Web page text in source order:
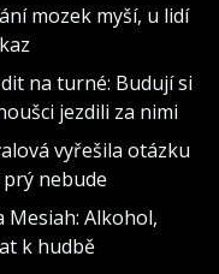
mozek myší, u lidí
na turné: Budují si
jezdili za nimi
vyřešila otázku
nebude
Mesiah: Alkohol,
k hudbě